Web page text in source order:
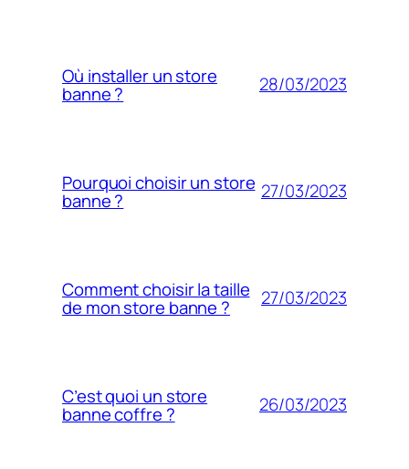
Où installer un store
banne ? 28/03/2023
Pourquoi choisir un store
banne ? 27/03/2023
Comment choisir la taille
de mon store banne ? 27/03/2023
C’est quoi un store
banne coffre ? 26/03/2023